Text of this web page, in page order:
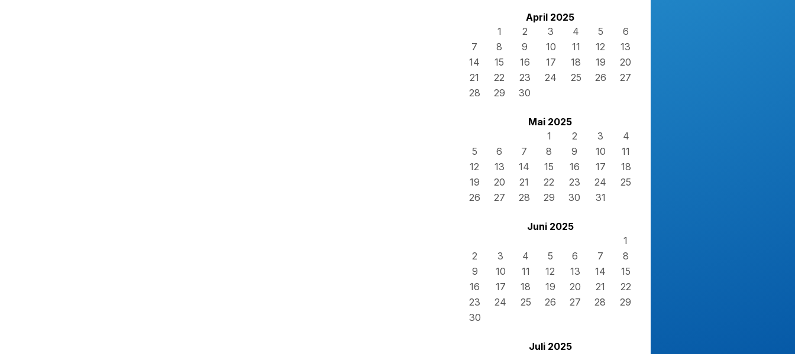
April 2025
1
2 3 4 5
6
7
8 9 10 11 12
13
14
15 16 17 18 19
20
21
22 23 24 25 26
27
28
29 30
Mai 2025
1
2 3
4
5
6 7 8 9 10
11
12
13 14 15 16 17
18
19
20 21 22 23 24
25
26
27 28 29 30 31
Juni 2025
1
2
3 4 5 6 7
8
9
10 11 12 13 14
15
16
17 18 19 20 21
22
23
24 25 26 27 28
29
30
Juli 2025